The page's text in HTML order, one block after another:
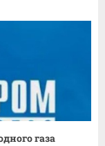
газа